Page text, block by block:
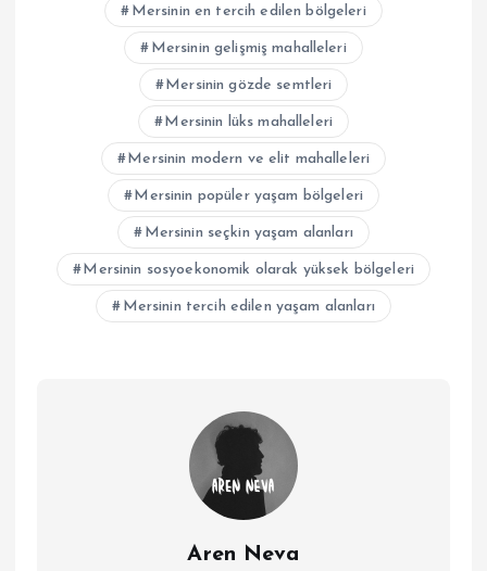
Mersinin en tercih edilen bölgeleri
Mersinin gelişmiş mahalleleri
Mersinin gözde semtleri
Mersinin lüks mahalleleri
Mersinin modern ve elit mahalleleri
Mersinin popüler yaşam bölgeleri
Mersinin seçkin yaşam alanları
Mersinin sosyoekonomik olarak yüksek bölgeleri
Mersinin tercih edilen yaşam alanları
Aren Neva